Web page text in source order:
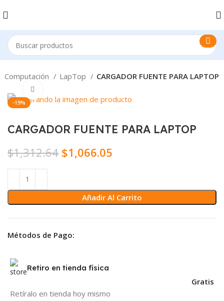
Computación LapTop CARGADOR FUENTE PARA LAPTOP
-19%
CARGADOR FUENTE PARA LAPTOP
$1,312.64 $1,066.05
Añadir Al Carrito
Métodos de Pago:
Retiro en tienda física
Retíralo en tienda hoy mismo
Gratis